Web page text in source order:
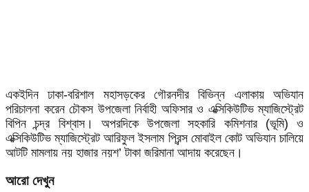
একইদিন ঢাকা-বরিশাল মহাসড়কের গৌরনদীর বিভিন্ন এলাকায় অভিযান
পরিচালনা করেন চৌকস উপজেলা নির্বাহী অফিসার ও এক্সিকিউটিভ ম্যাজিস্ট্রেট
বিপিন চন্দ্র বিশ্বাস। অপরদিকে উপজেলা সহকারি কমিশনার (ভূমি) ও
এক্সিকিউটিভ ম্যাজিস্ট্রেট আরিফুল ইসলাম প্রিন্স মোবাইল কোট অভিযান চালিয়ে
আটটি মামলায় নয় হাজার নয়শ’ টাকা জরিমানা আদায় করেছেন।
আরো দেখুন